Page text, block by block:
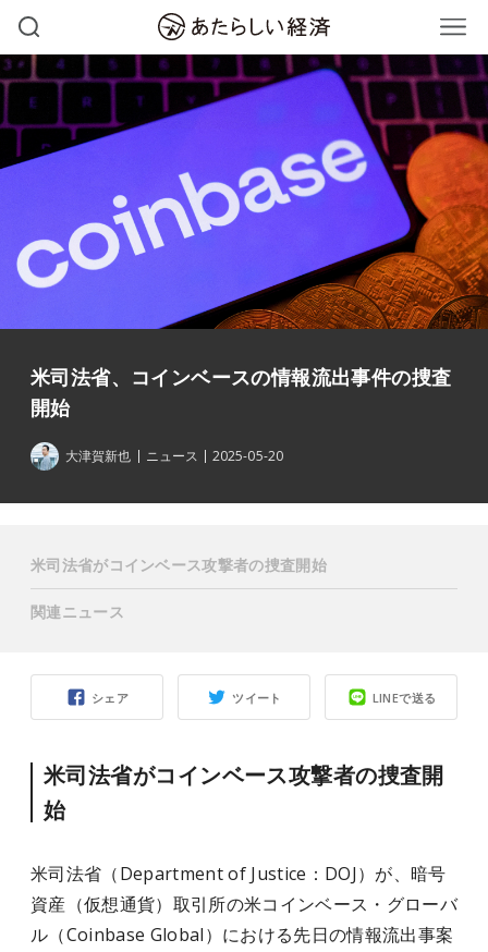
米司法省、コインベースの情報流出事件の捜査
開始
大津賀新也 ニュース 2025-05-20
シェア ツイート LINEで送る
米司法省がコインベース攻撃者の捜査開
始
米司法省（Department of Justice：DOJ）が、暗号
資産（仮想通貨）取引所の米コインベース・グローバ
ル（Coinbase Global）における先日の情報流出事案
米司法省がコインベース攻撃者の捜査開始
関連ニュース